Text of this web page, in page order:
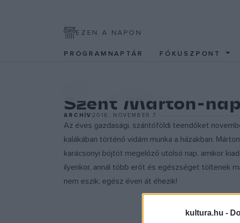
kultura.hu -
EZEN A NAPON
PROGRAMNAPTÁR FÓKUSZPONT
Szent Márton-
ARCHÍV2016. NOVEMBER 7.
Az éves gazdasági, szántóföldi teendőket
kalákában történő vidám munka a házakban.
karácsonyi böjtöt megelőző utolsó nap, amikor
ilyenkor, annál több erőt és egészséget töltenek
nem eszik, egész éven át éhezik!